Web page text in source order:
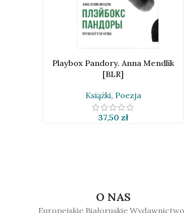
DODAJ DO KOSZYKA
Playbox Pandory. Anna Mendlik
[BLR]
Książki, Poezja
37,50 zł
O NAS
Europejskie Białoruskie Wydawnictwo